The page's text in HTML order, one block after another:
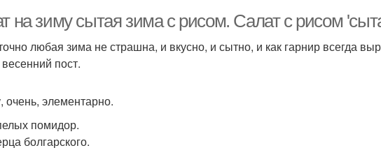
на зиму сытая зима с рисом. Салат с рисом
любая зима не страшна, и вкусно, и сытно, и как гарнир всегда
пост.
очень, элементарно.
помидор.
болгарского.